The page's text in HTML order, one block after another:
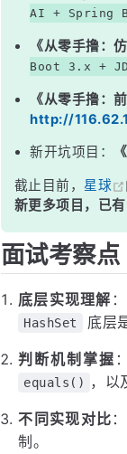
二、add() 方法判
三、核心源码解析
四、TreeSet 的不
五、三种 Set 实
面试高频追问
常见面试变体
记忆口诀
AI + Spring
《从零手撸：
Boot 3.x +
《从零手撸：
http://
新开坑项目：
截止目前， 星球
新更多项目，已
面试考察点
底层实现理解
HashSet 底层
判断机制掌握
equals() ，以
不同实现对比
制。